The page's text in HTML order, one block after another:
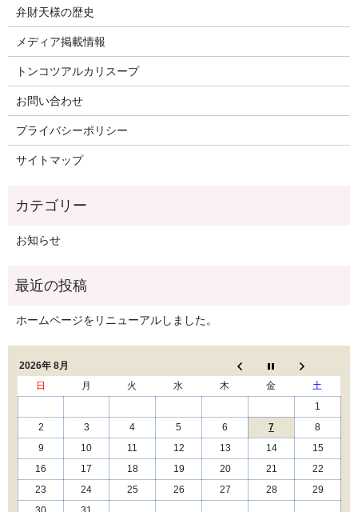
弁財天様の歴史
メディア掲載情報
トンコツアルカリスープ
お問い合わせ
プライバシーポリシー
サイトマップ
お知らせ
ホームページをリニューアルしました。
2026年 8月
日
月 火 水 木 金
土
1
2
3 4 5 6 7
8
9
10 11 12 13 14
15
16
17 18 19 20 21
22
23
24 25 26 27 28
29